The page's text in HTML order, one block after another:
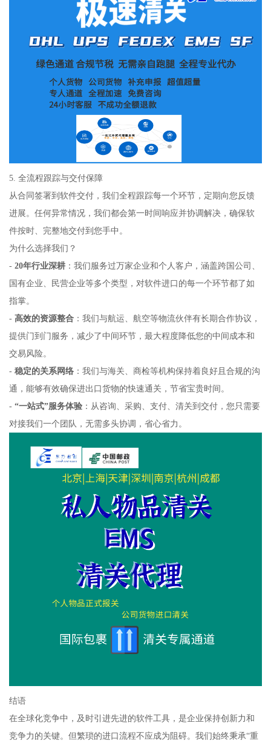
5. 全流程跟踪与交付保障
从合同签署到软件交付，我们全程跟踪每一个环节，定期向您反馈
进展。任何异常情况，我们都会第一时间响应并协调解决，确保软
件按时、完整地交付到您手中。
为什么选择我们？
- 20年行业深耕：我们服务过万家企业和个人客户，涵盖跨国公司、
国有企业、民营企业等多个类型，对软件进口的每一个环节都了如
指掌。
- 高效的资源整合：我们与航运、航空等物流伙伴有长期合作协议，
提供门到门服务，减少了中间环节，最大程度降低您的中间成本和
交易风险。
- 稳定的关系网络：我们与海关、商检等机构保持着良好且合规的沟
通，能够有效确保进出口货物的快速通关，节省宝贵时间。
- “一站式”服务体验：从咨询、采购、支付、清关到交付，您只需要
对接我们一个团队，无需多头协调，省心省力。
结语
在全球化竞争中，及时引进先进的软件工具，是企业保持创新力和
竞争力的关键。但繁琐的进口流程不应成为阻碍。我们始终秉承“重